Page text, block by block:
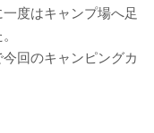
度はキャンプ場へ足
回のキャンピングカ